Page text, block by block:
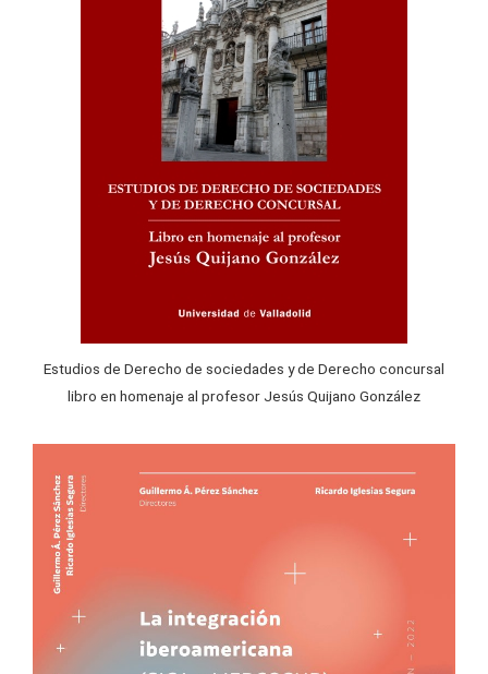
Estudios de Derecho de sociedades y de Derecho concursal
libro en homenaje al profesor Jesús Quijano González